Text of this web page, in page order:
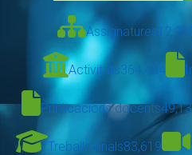
Assignatures
Activitats364,434
Publicacions docents
Treballs finals83,619